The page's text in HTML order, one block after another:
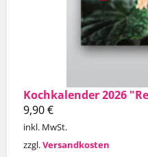
Kochkalender 2026
9,90€
inkl. MwSt.
zzgl.Versandkosten